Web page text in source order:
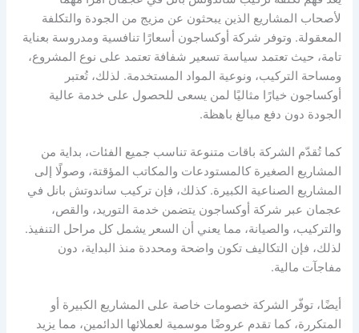
لأصحاب المشاريع الذين يبحثون عن مزيج من الجودة والتكلفة
المعقولة. وتوفر شركة أوكساجون أسعارًا تنافسية ومدروسة بعناية
تامة، حيث تعتمد سياسة تسعير شفافة تعتمد على نوع المشروع،
ومساحة التركيب، ونوعية المواد المستخدمة. لذلك، تُعتبر
أوكساجون خيارًا مثاليًا لمن يسعى للحصول على خدمة عالية
الجودة دون دفع مبالغ باهظة.
كما تُقدّم الشركة باقات متنوعة تناسب جميع الفئات، بداية من
المشاريع الصغيرة كالمستودعات والمكاتب المؤقتة، وصولًا إلى
المشاريع الصناعية الكبيرة. كذلك، فإن تركيب ساندوتش بانل في
عجمان عبر شركة أوكساجون يتضمن خدمة التوريد، والقص،
والتركيب، والصيانة، مما يعني أن السعر يشمل كل مراحل التنفيذ.
لذلك، فإن التكاليف تكون واضحة ومحددة منذ البداية، دون
مفاجآت مالية.
أيضًا، توفّر الشركة خصومات خاصة على المشاريع الكبيرة أو
المتكررة، كما تقدم عروضًا موسمية لعملائها الدائمين، مما يزيد